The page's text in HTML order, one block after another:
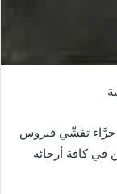
جرَّاء تفشّي فيروس
في كافة أرجائه